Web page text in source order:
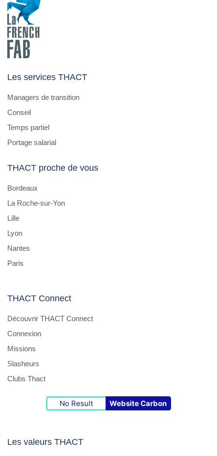
Les services THACT
Managers de transition
Conseil
Temps partiel
Portage salarial
THACT proche de vous
Bordeaux
La Roche-sur-Yon
Lille
Lyon
Nantes
Paris
THACT Connect
Découvrir THACT Connect
Connexion
Missions
Slasheurs
Clubs Thact
No Result Website Carbon
Les valeurs THACT